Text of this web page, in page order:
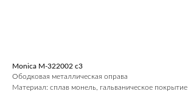
Monica M-322002 с3
Ободковая металлическая оправа
Материал: сплав монель, гальваническое покрытие